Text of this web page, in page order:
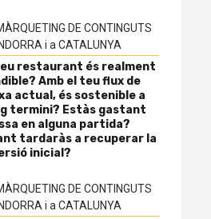
DE CONTINGUTS
i a CATALUNYA
restaurant és realment
Amb el teu flux de
actual, és sostenible a
termini? Estàs gastant
en alguna partida?
tardaràs a recuperar la
inicial?
DE CONTINGUTS
i a CATALUNYA